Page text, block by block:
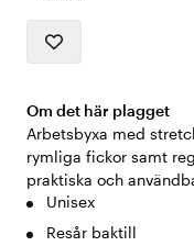
Om det här plagget
Arbetsbyxa med
rymliga fickor samt
praktiska och
Unisex
Resår baktill